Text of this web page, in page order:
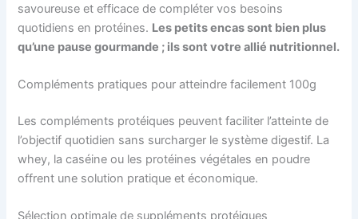
savoureuse et efficace de compléter vos besoins
quotidiens en protéines. Les petits encas sont bien plus
qu’une pause gourmande ; ils sont votre allié nutritionnel.
Compléments pratiques pour atteindre facilement 100g
Les compléments protéiques peuvent faciliter l’atteinte de
l’objectif quotidien sans surcharger le système digestif. La
whey, la caséine ou les protéines végétales en poudre
offrent une solution pratique et économique.